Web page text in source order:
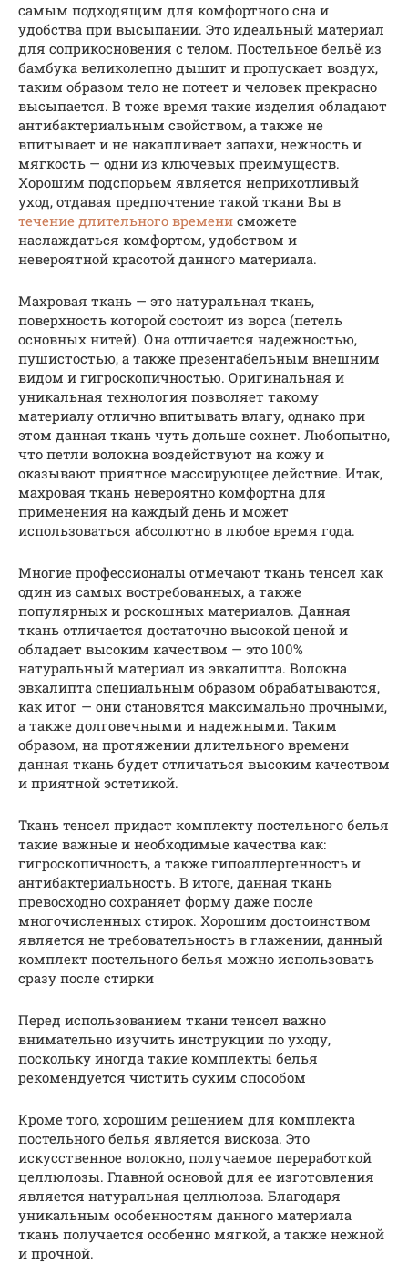
самым подходящим для комфортного сна и
удобства при высыпании. Это идеальный материал
для соприкосновения с телом. Постельное бельё из
бамбука великолепно дышит и пропускает воздух,
таким образом тело не потеет и человек прекрасно
высыпается. В тоже время такие изделия обладают
антибактериальным свойством, а также не
впитывает и не накапливает запахи, нежность и
мягкость — одни из ключевых преимуществ.
Хорошим подспорьем является неприхотливый
уход, отдавая предпочтение такой ткани Вы в
течение длительного времени сможете
наслаждаться комфортом, удобством и
невероятной красотой данного материала.
Махровая ткань — это натуральная ткань,
поверхность которой состоит из ворса (петель
основных нитей). Она отличается надежностью,
пушистостью, а также презентабельным внешним
видом и гигроскопичностью. Оригинальная и
уникальная технология позволяет такому
материалу отлично впитывать влагу, однако при
этом данная ткань чуть дольше сохнет. Любопытно,
что петли волокна воздействуют на кожу и
оказывают приятное массирующее действие. Итак,
махровая ткань невероятно комфортна для
применения на каждый день и может
использоваться абсолютно в любое время года.
Многие профессионалы отмечают ткань тенсел как
один из самых востребованных, а также
популярных и роскошных материалов. Данная
ткань отличается достаточно высокой ценой и
обладает высоким качеством — это 100%
натуральный материал из эвкалипта. Волокна
эвкалипта специальным образом обрабатываются,
как итог — они становятся максимально прочными,
а также долговечными и надежными. Таким
образом, на протяжении длительного времени
данная ткань будет отличаться высоким качеством
и приятной эстетикой.
Ткань тенсел придаст комплекту постельного белья
такие важные и необходимые качества как:
гигроскопичность, а также гипоаллергенность и
антибактериальность. В итоге, данная ткань
превосходно сохраняет форму даже после
многочисленных стирок. Хорошим достоинством
является не требовательность в глажении, данный
комплект постельного белья можно использовать
сразу после стирки
Перед использованием ткани тенсел важно
внимательно изучить инструкции по уходу,
поскольку иногда такие комплекты белья
рекомендуется чистить сухим способом
Кроме того, хорошим решением для комплекта
постельного белья является вискоза. Это
искусственное волокно, получаемое переработкой
целлюлозы. Главной основой для ее изготовления
является натуральная целлюлоза. Благодаря
уникальным особенностям данного материала
ткань получается особенно мягкой, а также нежной
и прочной.